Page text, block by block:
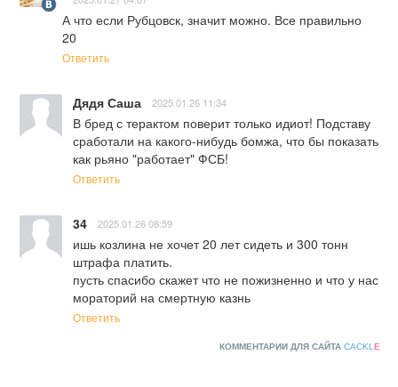
А что если Рубцовск, значит можно. Все правильно
20
Ответить
Дядя Саша 2025.01.26 11:34
В бред с терактом поверит только идиот! Подставу
сработали на какого-нибудь бомжа, что бы показать
как рьяно "работает" ФСБ!
Ответить
34 2025.01.26 08:59
ишь козлина не хочет 20 лет сидеть и 300 тонн
штрафа платить.
пусть спасибо скажет что не пожизненно и что у нас
мораторий на смертную казнь
Ответить
КОММЕНТАРИИ ДЛЯ САЙТА CACKL E